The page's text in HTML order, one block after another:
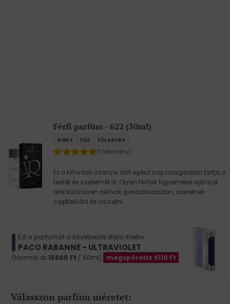
Férfi parfüm - 622 (50ml)
édes fás fűszeres
(1 Vélemény)
Ez a kihívóan intenzív illat egész nap mozgásban tartja a
testét és szellemét is. Olyan férfiak figyelmébe ajánljuk
akik különösen aktívak gondolkozásban, szeretnek
csipkelődni és viccelni.
Ezt a parfümöt a következők illata ihlette:
PACO RABANNE - ULTRAVIOLET
(Normál ár 15600 Ft / 50ml) megspórolsz 9110 Ft
Válasszon parfüm méretet: